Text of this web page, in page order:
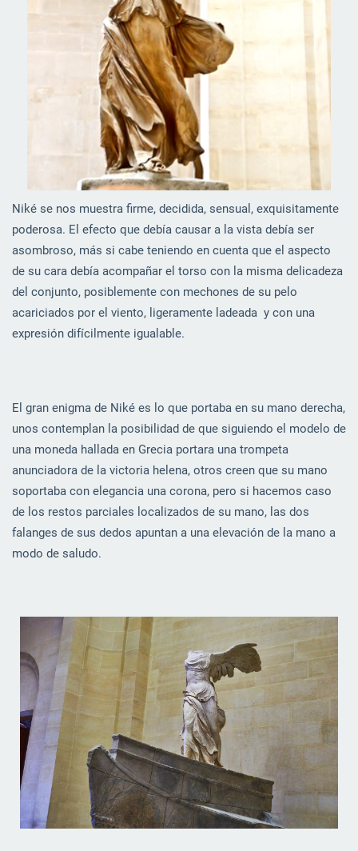
Niké se nos muestra firme, decidida, sensual, exquisitamente
poderosa. El efecto que debía causar a la vista debía ser
asombroso, más si cabe teniendo en cuenta que el aspecto
de su cara debía acompañar el torso con la misma delicadeza
del conjunto, posiblemente con mechones de su pelo
acariciados por el viento, ligeramente ladeada y con una
expresión difícilmente igualable.
El gran enigma de Niké es lo que portaba en su mano derecha,
unos contemplan la posibilidad de que siguiendo el modelo de
una moneda hallada en Grecia portara una trompeta
anunciadora de la victoria helena, otros creen que su mano
soportaba con elegancia una corona, pero si hacemos caso
de los restos parciales localizados de su mano, las dos
falanges de sus dedos apuntan a una elevación de la mano a
modo de saludo.